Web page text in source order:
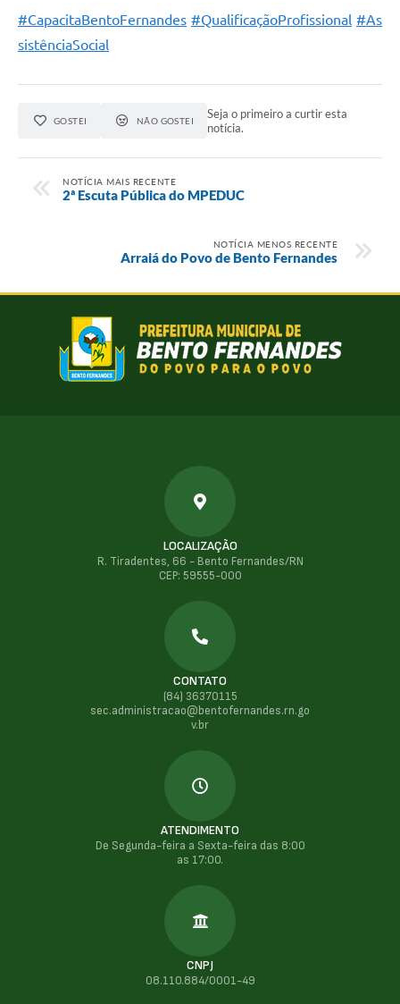
#CapacitaBentoFernandes #QualificaçãoProfissional #As
sistênciaSocial
GOSTEI NÃO GOSTEI
Seja o primeiro a curtir esta
notícia.
NOTÍCIA MAIS RECENTE
2ª Escuta Pública do MPEDUC
NOTÍCIA MENOS RECENTE
Arraiá do Povo de Bento Fernandes
LOCALIZAÇÃO
R. Tiradentes, 66 - Bento Fernandes/RN
CEP: 59555-000
CONTATO
(84) 36370115
sec.administracao@bentofernandes.rn.go
v.br
ATENDIMENTO
De Segunda-feira a Sexta-feira das 8:00
as 17:00.
CNPJ
08.110.884/0001-49